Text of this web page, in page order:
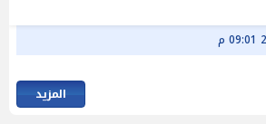
المزيد